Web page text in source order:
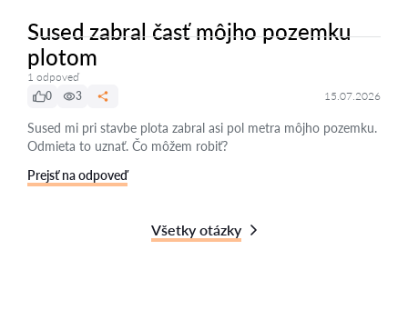
Sused zabral časť môjho pozemku
plotom
1 odpoveď
0
3 15.07.2026
Sused mi pri stavbe plota zabral asi pol metra môjho pozemku.
Odmieta to uznať. Čo môžem robiť?
Prejsť na odpoveď
Všetky otázky